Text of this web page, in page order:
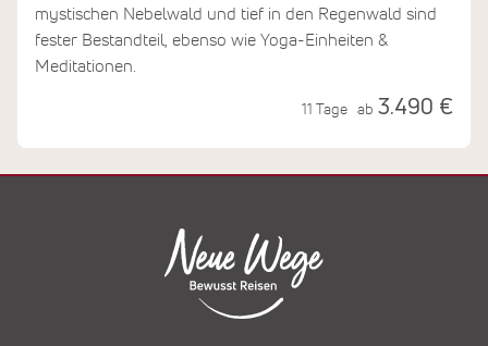
mystischen Nebelwald und tief in den Regenwald sind
fester Bestandteil, ebenso wie Yoga-Einheiten &
Meditationen.
11 Tage ab 3.490 €